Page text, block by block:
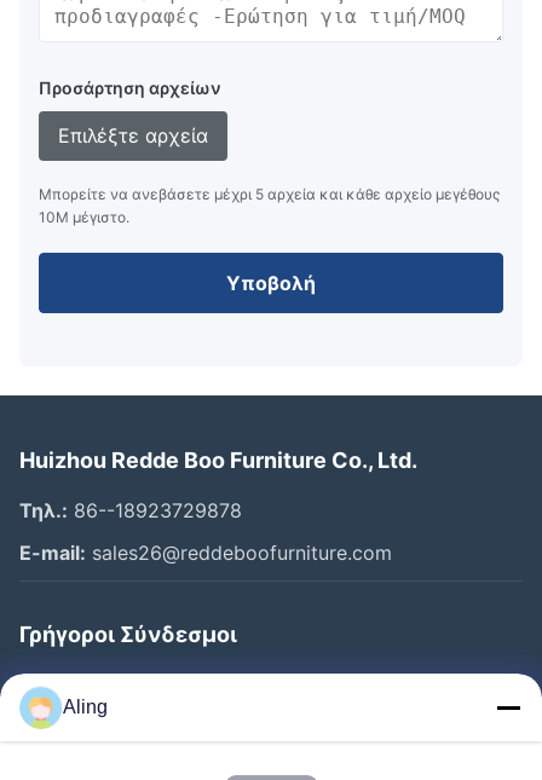
Προσάρτηση αρχείων
Επιλέξτε αρχεία
Μπορείτε να ανεβάσετε μέχρι 5 αρχεία και κάθε αρχείο μεγέθους
10M μέγιστο.
Υποβολή
Huizhou Redde Boo Furniture Co., Ltd.
Τηλ.: 86--18923729878
E-mail: sales26@reddeboofurniture.com
Γρήγοροι Σύνδεσμοι
Αρχική Σελίδα
Προϊόντα
Aling